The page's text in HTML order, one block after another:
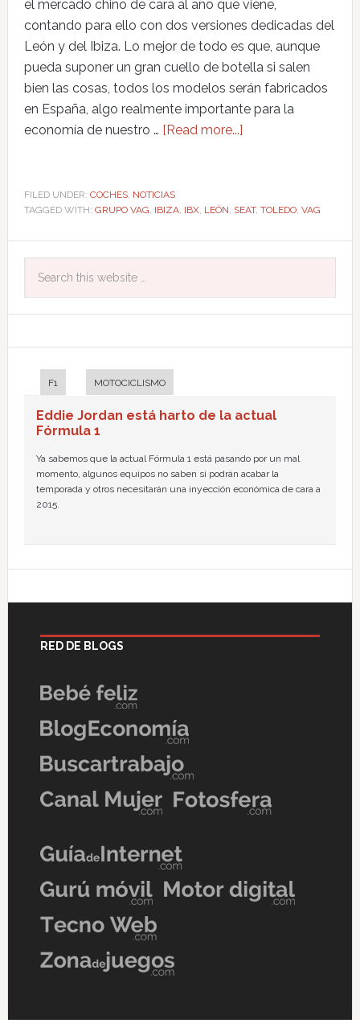
el mercado chino de cara al año que viene,
contando para ello con dos versiones dedicadas del
León y del Ibiza. Lo mejor de todo es que, aunque
pueda suponer un gran cuello de botella si salen
bien las cosas, todos los modelos serán fabricados
en España, algo realmente importante para la
economía de nuestro … [Read more...]
FILED UNDER: COCHES, NOTICIAS
TAGGED WITH: GRUPO VAG, IBIZA, IBX, LEÓN, SEAT, TOLEDO, VAG
F1 MOTOCICLISMO
Eddie Jordan está harto de la actual
Fórmula 1
Ya sabemos que la actual Fórmula 1 está pasando por un mal
momento, algunos equipos no saben si podrán acabar la
temporada y otros necesitarán una inyección económica de cara a
2015.
RED DE BLOGS